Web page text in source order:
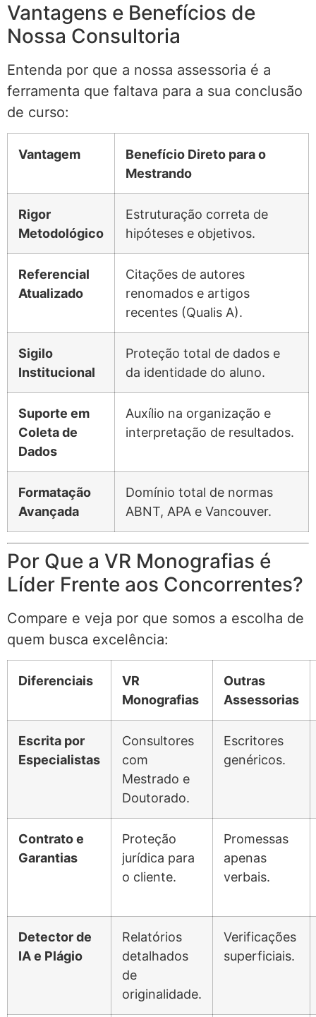
Vantagens e Benefícios de
Nossa Consultoria
Entenda por que a nossa assessoria é a
ferramenta que faltava para a sua conclusão
de curso:
Vantagem
Benefício Direto para o
Mestrando
Rigor
Metodológico
Estruturação correta de
hipóteses e objetivos.
Referencial
Atualizado
Citações de autores
renomados e artigos
recentes (Qualis A).
Sigilo
Institucional
Proteção total de dados e
da identidade do aluno.
Suporte em
Coleta de
Dados
Auxílio na organização e
interpretação de resultados.
Formatação
Avançada
Domínio total de normas
ABNT, APA e Vancouver.
Por Que a VR Monografias é
Líder Frente aos Concorrentes?
Compare e veja por que somos a escolha de
quem busca excelência:
Diferenciais
VR
Monografias
Outras
Assessorias
Escrita por
Especialistas
Consultores
com
Mestrado e
Doutorado.
Escritores
genéricos.
Contrato e
Garantias
Proteção
jurídica para
o cliente.
Promessas
apenas
verbais.
Detector de
IA e Plágio
Relatórios
detalhados
de
originalidade.
Verificações
superficiais.